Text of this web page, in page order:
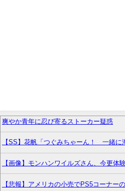
爽やか青年に忍び寄るストーカー疑惑
【SS】花帆「つぐみちゃーん！ 一緒に
【画像】モンハンワイルズさん、今更体
【悲報】アメリカの小売でPS5コーナー